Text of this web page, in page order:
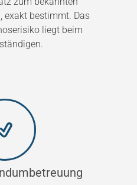
exakt bestimmt. Das
liegt beim